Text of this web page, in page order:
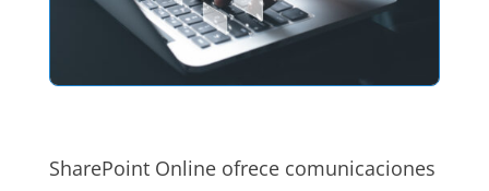
SharePoint Online ofrece comunicaciones